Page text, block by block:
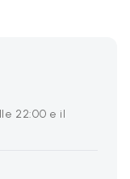
22:00 e il